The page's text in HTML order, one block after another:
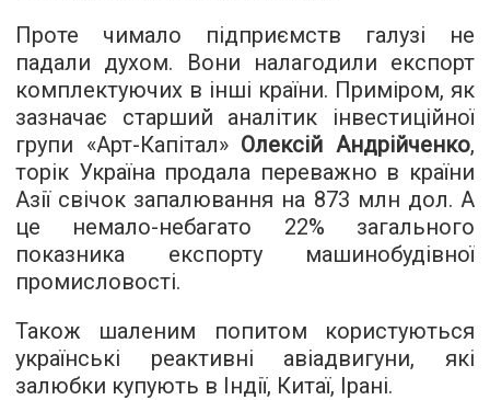
Проте чимало підприємств галузі не
падали духом. Вони налагодили експорт
комплектуючих в інші країни. Приміром, як
зазначає старший аналітик інвестиційної
групи «Арт-Капітал» Олексій Андрійченко,
торік Україна продала переважно в країни
Азії свічок запалювання на 873 млн дол. А
це немало-небагато 22% загального
показника експорту машинобудівної
промисловості.
Також шаленим попитом користуються
українські реактивні авіадвигуни, які
залюбки купують в Індії, Китаї, Ірані.